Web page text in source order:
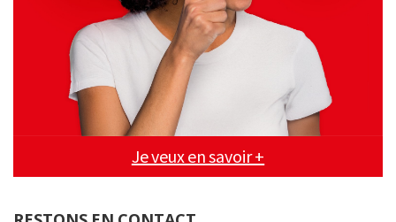
Je veux en savoir +